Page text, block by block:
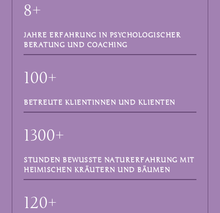
8+
JAHRE ERFAHRUNG IN PSYCHOLOGISCHER
BERATUNG UND COACHING
100+
BETREUTE KLIENTINNEN UND KLIENTEN
1300+
STUNDEN BEWUSSTE NATURERFAHRUNG MIT
HEIMISCHEN KRÄUTERN UND BÄUMEN
120+